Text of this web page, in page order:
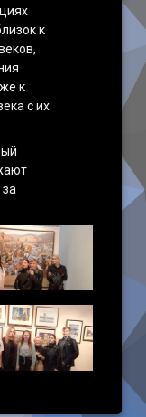
к
к
с их